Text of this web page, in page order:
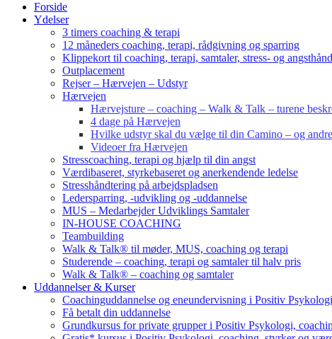
Forside
Ydelser
3 timers coaching & terapi
12 måneders coaching, terapi, rådgivning og sparring
Klippekort til coaching, terapi, samtaler, stress- og
Outplacement
Rejser – Hærvejen – Udstyr
Hærvejen
Hærvejsture – coaching – Walk & Talk – turene
4 dage på Hærvejen
Hvilke udstyr skal du vælge til din Camino – og
Videoer fra Hærvejen
Stresscoaching, terapi og hjælp til din angst
Værdibaseret, styrkebaseret og anerkendende ledelse
Stresshåndtering på arbejdspladsen
Ledersparring, -udvikling og -uddannelse
MUS – Medarbejder Udviklings Samtaler
IN-HOUSE COACHING
Teambuilding
Walk & Talk® til møder, MUS, coaching og terapi
Studerende – coaching, terapi og samtaler til halv pris
Walk & Talk® – coaching og samtaler
Uddannelser & Kurser
Coachinguddannelse og eneundervisning i Positiv
Få betalt din uddannelse
Grundkursus for private grupper i Positiv Psykologi,